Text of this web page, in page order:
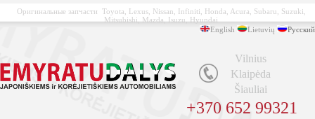
Оригинальные запчасти Toyota, Lexus, Nissan, Infiniti, Honda, Acura, Subaru, Suzuki,
Mitsubishi, Mazda, Isuzu, Hyundai
English
Lietuvių Русский
Vilnius
Klaipėda
Šiauliai
+370 652 99321